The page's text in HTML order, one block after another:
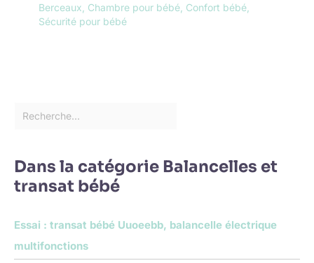
Berceaux Chambre pour bébé Confort bébé
Sécurité pour bébé
Dans la catégorie Balancelles et
transat bébé
Essai : transat bébé Uuoeebb, balancelle électrique
multifonctions